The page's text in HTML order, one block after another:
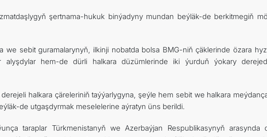
şertnama-hukuk binýadyny mundan beýläk-de berkitmegiň
we sebit guramalarynyň, ilkinji nobatda bolsa BMG-niň çäklerinde özara
alyşdylar hem-de dürli halkara düzümlerinde iki ýurduň ýokary
halkara çäreleriniň taýýarlygyna, şeýle hem sebit we halkara
de utgaşdyrmak meselelerine aýratyn üns berildi.
taraplar Türkmenistanyň we Azerbaýjan Respublikasynyň arasynda